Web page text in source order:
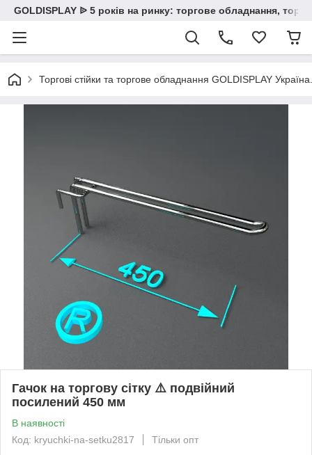
GOLDISPLAY ᐉ 5 років на ринку: торгове обладнання,
Торгові стійки та торгове обладнання GOLDISPLAY
Гачок на торгову сітку ⚠️ подвійний
посилений 450 мм
В наявності
Код: kryuchki-na-setku2817
Тільки опт